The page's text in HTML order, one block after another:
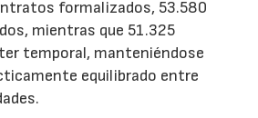
formalizados, 53.580
mientras que 51.325
temporal, manteniéndose
equilibrado entre